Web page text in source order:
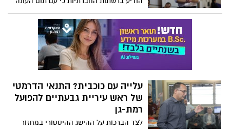
הקרובה יסיים את תפקידו לאחר שש שנים
במועדון. "המועדון יקר לליבי. תמיד אהיה
חלק ממנו"
עלייה עם כוכבית? התנאי הדרמטי
של ראש עיריית גבעתיים להפועל
רמת-גן
לצד הברכות על ההישג ההיסטורי במחזור